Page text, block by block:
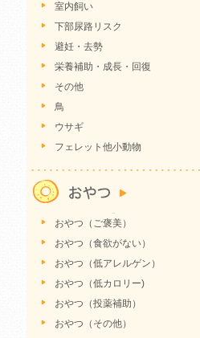
室内飼い
下部尿路リスク
避妊・去勢
栄養補助・成長・回復
その他
鳥
ウサギ
フェレット他小動物
おやつ（ご褒美）
おやつ（食欲がない）
おやつ（低アレルゲン）
おやつ（低カロリー)
おやつ（投薬補助）
おやつ（その他）